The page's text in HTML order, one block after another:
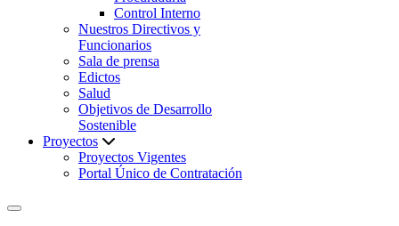
Control Interno
Nuestros Directivos y
Funcionarios
Sala de prensa
Edictos
Salud
Objetivos de Desarrollo
Sostenible
Proyectos
Proyectos Vigentes
Portal Único de Contratación